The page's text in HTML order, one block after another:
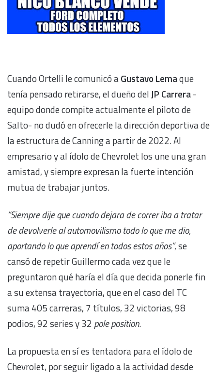
Cuando Ortelli le comunicó aGustavo Lemaque
tenía pensado retirarse, el dueño delJP Carrera-
equipo donde compite actualmente el piloto de
Salto- no dudó en ofrecerle la dirección deportiva de
la estructura de Canning a partir de 2022. Al
empresario y al ídolo de Chevrolet los une una gran
amistad, y siempre expresan la fuerte intención
mutua de trabajar juntos.
“Siempre dije que cuando dejara de correr iba a tratar
de devolverle al automovilismo todo lo que me dio,
aportando lo que aprendí en todos estos años”, se
cansó de repetir Guillermo cada vez que le
preguntaron qué haría el día que decida ponerle fin
a su extensa trayectoria, que en el caso del TC
suma 405 carreras, 7 títulos, 32 victorias, 98
podios, 92 series y 32 pole position.
La propuesta en sí es tentadora para el ídolo de
Chevrolet, por seguir ligado a la actividad desde